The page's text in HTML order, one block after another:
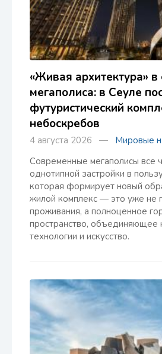
«Живая архитектура» в
мегаполиса: в Сеуле
футуристический
небоскребов
4 августа 2026 — Мировые
Современные мегаполисы все
однотипной застройки в
которая формирует новый
жилой комплекс — это уже не
проживания, а полноценное
пространство, объединяющее
технологии и искусство.